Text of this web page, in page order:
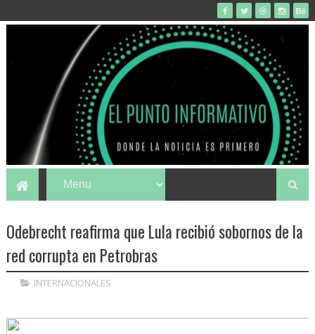
Odebrecht reafirma que Lula recibió sobornos de la
red corrupta en Petrobras
INTERNACIONALES